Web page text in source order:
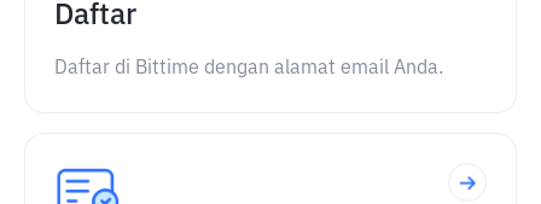
Daftar
Daftar di Bittime dengan alamat email Anda.